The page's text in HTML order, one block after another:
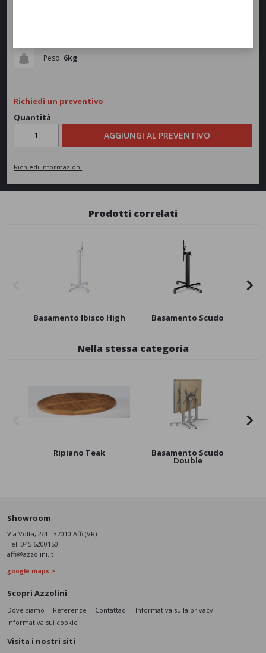
Peso: 6kg
Richiedi un preventivo
Quantità
AGGIUNGI AL PREVENTIVO
Richiedi informazioni
Prodotti correlati
Basamento Ibisco High Basamento Scudo
Nella stessa categoria
Ripiano Teak Basamento Scudo
Double
Showroom
Via Volta, 2/4 - 37010 Affi (VR)
Tel: 045 6200150
affi@azzolini.it
google maps >
Scopri Azzolini
Dove siamo Referenze Contattaci
Informativa sulla privacy
Informativa sui cookie
Visita i nostri siti